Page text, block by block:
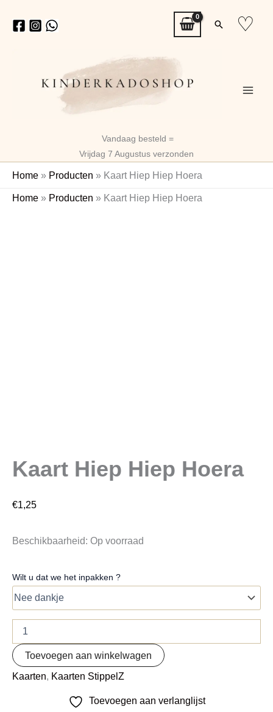
naar
Zoeken
♡
Vandaag besteld =
Vrijdag 7 Augustus verzonden
Home » Producten » Kaart Hiep Hiep Hoera
Home » Producten » Kaart Hiep Hiep Hoera
Kaart Hiep Hiep Hoera
€1,25
Beschikbaarheid: Op voorraad
Wilt u dat we het inpakken ?
Kaart
Toevoegen aan winkelwagen
Kaarten Kaarten StippelZ
Toevoegen aan verlanglijst